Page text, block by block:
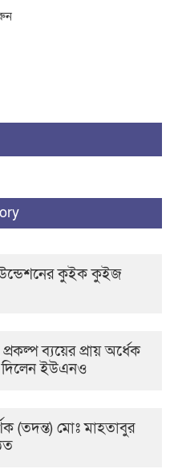
কুইক কুইজ
ব্যয়ের প্রায় অর্ধেক
দিলেন ইউএনও
(তদন্ত) মোঃ মাহতাবুর